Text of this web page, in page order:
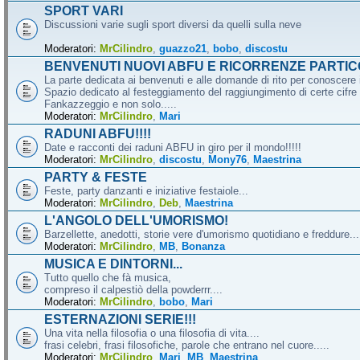
SPORT VARI
Discussioni varie sugli sport diversi da quelli sulla neve
Moderatori: MrCilindro guazzo21 bobo discostu
BENVENUTI NUOVI ABFU E RICORRENZE
La parte dedicata ai benvenuti e alle domande di rito per
Spazio dedicato al festeggiamento del raggiungimento di certe cifre
Fankazzeggio e non solo.....
Moderatori: MrCilindro Mari
RADUNI ABFU!!!!
Date e racconti dei raduni ABFU in giro per il mondo!!!!!
Moderatori: MrCilindro discostu Mony76 Maestrina
PARTY & FESTE
Feste, party danzanti e iniziative festaiole...
Moderatori: MrCilindro Deb Maestrina
L'ANGOLO DELL'UMORISMO!
Barzellette, anedotti, storie vere d'umorismo quotidiano e
Moderatori: MrCilindro MB Bonanza
MUSICA E DINTORNI...
Tutto quello che fà musica,
compreso il calpestiò della powderrr....
Moderatori: MrCilindro bobo Mari
ESTERNAZIONI SERIE!!!
Una vita nella filosofia o una filosofia di vita....
frasi celebri, frasi filosofiche, parole che entrano nel cuore.....
Moderatori: MrCilindro Mari MB Maestrina